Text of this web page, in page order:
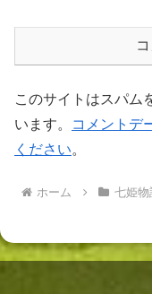
このサイトはスパム
います。
コメントデ
ください。
ホーム 七姫物